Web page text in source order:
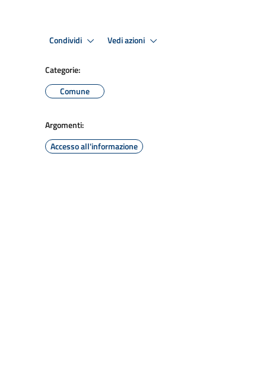
Condividi Vedi azioni
Categorie:
Comune
Argomenti:
Accesso all'informazione